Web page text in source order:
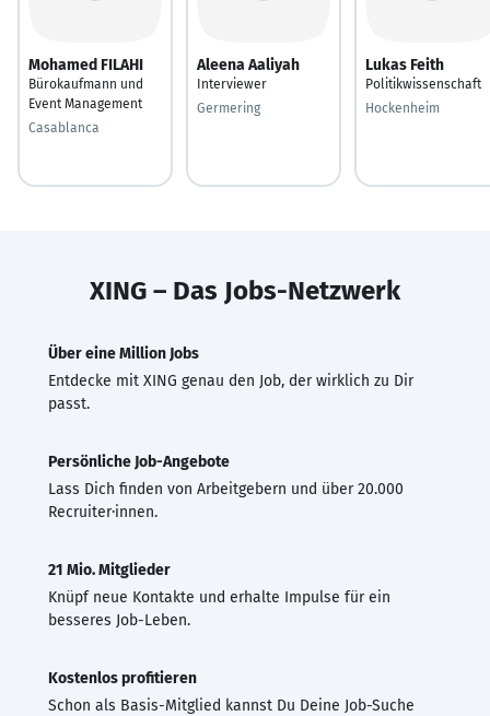
Mohamed FILAHI
Bürokaufmann und
Event Management
Casablanca
Aleena Aaliyah
Interviewer
Germering
Lukas Feith
Politikwissenschaft
Hockenheim
XING – Das Jobs-Netzwerk
Über eine Million Jobs
Entdecke mit XING genau den Job, der wirklich zu Dir
passt.
Persönliche Job-Angebote
Lass Dich finden von Arbeitgebern und über 20.000
Recruiter·innen.
21 Mio. Mitglieder
Knüpf neue Kontakte und erhalte Impulse für ein
besseres Job-Leben.
Kostenlos profitieren
Schon als Basis-Mitglied kannst Du Deine Job-Suche